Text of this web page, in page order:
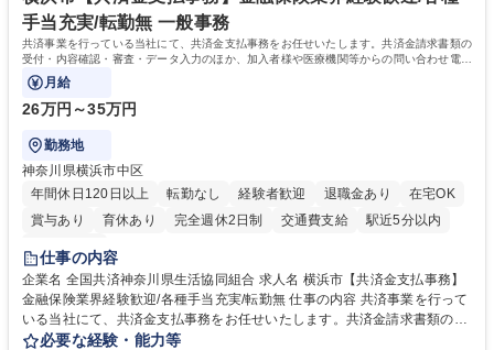
みです。 学歴・資格 学歴：大学院 大学 語学力：英語 資格：
手当充実/転勤無 一般事務
共済事業を行っている当社にて、共済金支払事務をお任せいたします。共済金請求書類の
受付・内容確認・審査・データ入力のほか、加入者様や医療機関等からの問い合わせ電話
対応や書類発送等を担当します。
月給
26万円～35万円
勤務地
神奈川県横浜市中区
年間休日120日以上
転勤なし 経験者歓迎 退職金あり
在宅OK
賞与あり
育休あり 完全週休2日制 交通費支給
駅近5分以内
土日祝休み
仕事の内容
企業名 全国共済神奈川県生活協同組合 求人名 横浜市【共済金支払事務】
金融保険業界経験歓迎/各種手当充実/転勤無 仕事の内容 共済事業を行って
いる当社にて、共済金支払事務をお任せいたします。共済金請求書類の受
付・内容確認・審査・データ入力のほか、加入者様や医療機関等からの問
必要な経験・能力等